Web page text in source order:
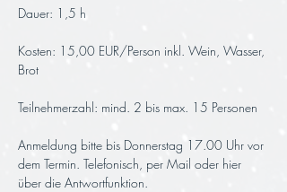
Dauer: 1,5 h
Kosten: 15,00 EUR/Person inkl. Wein, Wasser,
Brot
Teilnehmerzahl: mind. 2 bis max. 15 Personen
Anmeldung bitte bis Donnerstag 17.00 Uhr vor
dem Termin. Telefonisch, per Mail oder hier
über die Antwortfunktion.